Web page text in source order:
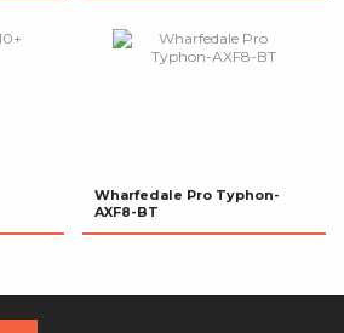
Wharfedale Pro Typhon-
AXF8-BT